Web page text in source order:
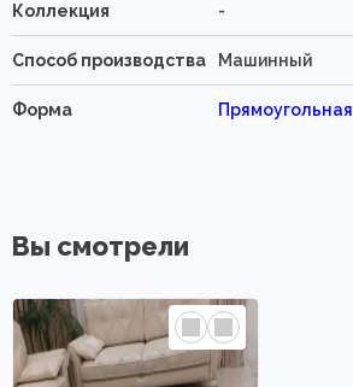
Коллекция -
Способ производства Машинный
Форма Прямоугольная
Вы смотрели